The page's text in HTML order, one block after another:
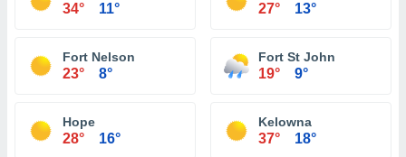
34° 11° 27° 13°
Fort Nelson
23° 8°
Fort St John
19° 9°
Hope
28° 16°
Kelowna
37° 18°